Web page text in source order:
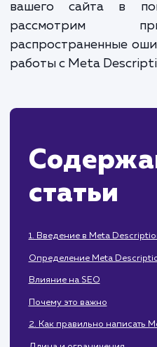
В этом руководстве
составить и
для увеличения
вашего сайта в
распространенные
статьи
1. Введение в Meta